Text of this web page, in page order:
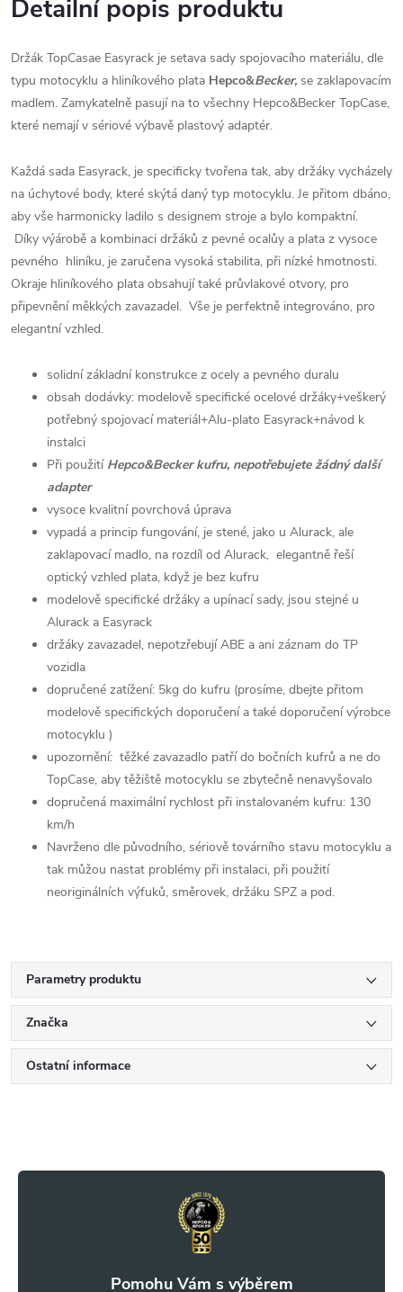
Detailní popis produktu
Držák TopCasae Easyrack je setava sady spojovacího materiálu, dle
typu motocyklu a hliníkového plata Hepco&Becker, se zaklapovacím
madlem. Zamykatelně pasují na to všechny Hepco&Becker TopCase,
které nemají v sériové výbavě plastový adaptér.
Každá sada Easyrack, je specificky tvořena tak, aby držáky vycházely
na úchytové body, které skýtá daný typ motocyklu. Je přitom dbáno,
aby vše harmonicky ladilo s designem stroje a bylo kompaktní.
Díky výárobě a kombinaci držáků z pevné ocalůy a plata z vysoce
pevného hliníku, je zaručena vysoká stabilita, při nízké hmotnosti.
Okraje hliníkového plata obsahují také průvlakové otvory, pro
připevnění měkkých zavazadel. Vše je perfektně integrováno, pro
elegantní vzhled.
solidní základní konstrukce z ocely a pevného duralu
obsah dodávky: modelově specifické ocelové držáky+veškerý
potřebný spojovací materiál+Alu-plato Easyrack+návod k
instalci
Při použití Hepco&Becker kufru, nepotřebujete žádný další
adapter
vysoce kvalitní povrchová úprava
vypadá a princip fungování, je stené, jako u Alurack, ale
zaklapovací madlo, na rozdíl od Alurack, elegantně řeší
optický vzhled plata, když je bez kufru
modelově specifické držáky a upínací sady, jsou stejné u
Alurack a Easyrack
držáky zavazadel, nepotzřebují ABE a ani záznam do TP
vozidla
dopručené zatížení: 5kg do kufru (prosíme, dbejte přitom
modelově specifických doporučení a také doporučení výrobce
motocyklu )
upozornění: těžké zavazadlo patří do bočních kufrů a ne do
TopCase, aby těžiště motocyklu se zbytečně nenavyšovalo
dopručená maximální rychlost při instalovaném kufru: 130
km/h
Navrženo dle původního, sériově továrního stavu motocyklu a
tak můžou nastat problémy při instalaci, při použití
neoriginálních výfuků, směrovek, držáku SPZ a pod.
Parametry produktu
Značka
Ostatní informace